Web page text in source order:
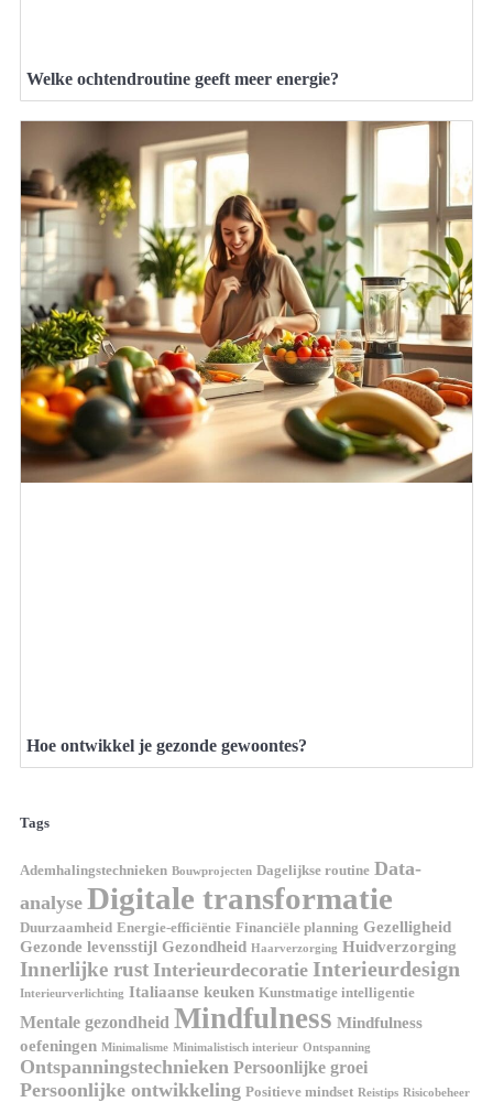
Welke ochtendroutine geeft meer energie?
Hoe ontwikkel je gezonde gewoontes?
Tags
Ademhalingstechnieken Bouwprojecten Dagelijkse routine Data-
analyse Digitale transformatie
Duurzaamheid Energie-efficiëntie Financiële planning Gezelligheid
Gezonde levensstijl Gezondheid Haarverzorging Huidverzorging
Innerlijke rust Interieurdecoratie Interieurdesign
Interieurverlichting Italiaanse keuken Kunstmatige intelligentie
Mentale gezondheid Mindfulness Mindfulness
oefeningen Minimalisme Minimalistisch interieur Ontspanning
Ontspanningstechnieken Persoonlijke groei
Persoonlijke ontwikkeling Positieve mindset Reistips Risicobeheer